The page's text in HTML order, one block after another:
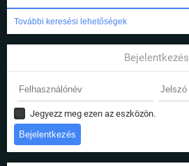
További keresési lehetőségek
Bejelentkezés
Jegyezz meg ezen az eszközön.